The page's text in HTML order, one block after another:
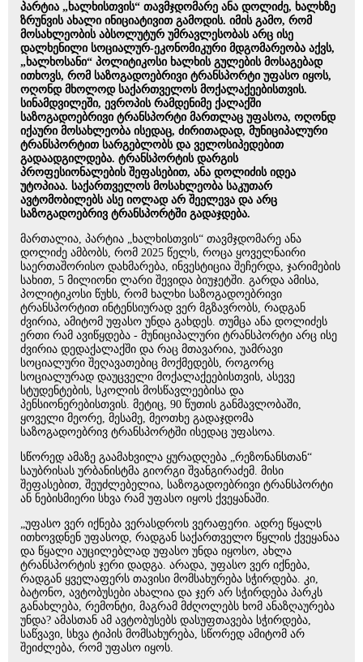
პარტია „ხალხისთვის“ თავმჯდომარე ანა დოლიძე, ხალხზე
ზრუნვის ახალი ინიციატივით გამოდის. იმის გამო, რომ
მოსახლეობის აბსოლუტურ უმრავლესობას არც ისე
დალხენილი სოციალურ-ეკონომიკური მდგომარეობა აქვს,
„ხალხოსანი“ პოლიტიკოსი ხალხის გულების მოსაგებად
ითხოვს, რომ საზოგადოებრივი ტრანსპორტი უფასო იყოს,
ოღონდ მხოლოდ საქართველოს მოქალაქეებისთვის.
სინამდვილეში, ევროპის რამდენიმე ქალაქში
საზოგადოებრივი ტრანსპორტი მართლაც უფასოა, ოღონდ
იქაური მოსახლეობა ისედაც, ძირითადად, მუნიციპალური
ტრანსპორტით სარგებლობს და ველოსიპედებით
გადაადგილდება. ტრანსპორტის დარგის
პროფესიონალების შეფასებით, ანა დოლიძის იდეა
უტოპიაა. საქართველოს მოსახლეობა საკუთარ
ავტომობილებს ასე იოლად არ შეელევა და არც
საზოგადოებრივ ტრანსპორტში გადაჯდება.
მართალია, პარტია „ხალხისთვის“ თავმჯდომარე ანა
დოლიძე ამბობს, რომ 2025 წელს, როცა ყოველნაირი
საერთაშორისო დახმარება, ინვესტიცია შეჩერდა, ჯარიმების
სახით, 5 მილიონი ლარი შევიდა ბიუჯეტში. გარდა ამისა,
პოლიტიკოსი წუხს, რომ ხალხი საზოგადოებრივი
ტრანსპორტით ინტენსიურად ვერ მგზავრობს, რადგან
ძვირია, ამიტომ უფასო უნდა გახდეს. თუმცა ანა დოლიძეს
ერთი რამ ავიწყდება - მუნიციპალური ტრანსპორტი არც ისე
ძვირია დედაქალაქში და რაც მთავარია, უამრავი
სოციალური შეღავათებიც მოქმედებს, როგორც
სოციალურად დაუცველი მოქალაქეებისთვის, ასევე
სტუდენტების, სკოლის მოსწავლეებისა და
პენსიონერებისთვის. მეტიც, 90 წუთის განმავლობაში,
ყოველი მეორე, მესამე, მეოთხე გადაჯდომა
საზოგადოებრივ ტრანსპორტში ისედაც უფასოა.
სწორედ ამაზე გაამახვილა ყურადღება „რეზონანსთან“
საუბრისას ურბანისტმა გიორგი შვანგირაძემ. მისი
შეფასებით, შეუძლებელია, საზოგადოებრივი ტრანსპორტი
ან ნებისმიერი სხვა რამ უფასო იყოს ქვეყანაში.
„უფასო ვერ იქნება ვერასდროს ვერაფერი. ადრე წყალს
ითხოვდნენ უფასოდ, რადგან საქართველო წყლის ქვეყანაა
და წყალი აუცილებლად უფასო უნდა იყოსო, ახლა
ტრანსპორტის ჯერი დადგა. არადა, უფასო ვერ იქნება,
რადგან ყველაფერს თავისი მომსახურება სჭირდება. კი,
ბატონო, ავტობუსები ახალია და ჯერ არ სჭირდება პარკს
განახლება, რემონტი, მაგრამ მძღოლებს ხომ ანაზღაურება
უნდა? ამასთან ამ ავტობუსებს დასუფთავება სჭირდება,
საწვავი, სხვა ტიპის მომსახურება, სწორედ ამიტომ არ
შეიძლება, რომ უფასო იყოს.